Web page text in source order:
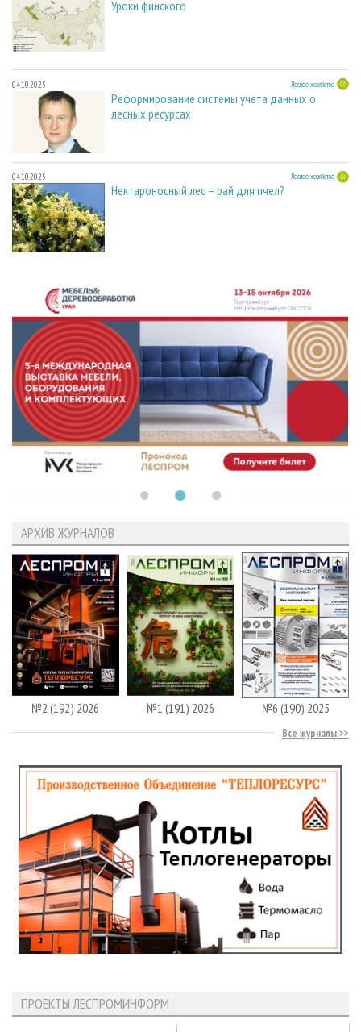
Уроки финского
04.10.2025 Лесное хозяйство
Реформирование системы учета данных о
лесных ресурсах
04.10.2025 Лесное хозяйство
Нектароносный лес – рай для пчел?
АРХИВ ЖУРНАЛОВ
№2 (192) 2026 №1 (191) 2026 №6 (190) 2025
Все журналы
ПРОЕКТЫ ЛЕСПРОМИНФОРМ